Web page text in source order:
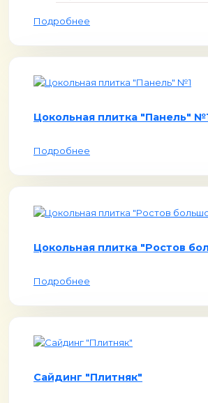
Подробнее
Цокольная плитка "Панель"
Подробнее
Цокольная плитка "Ростов
Подробнее
Сайдинг "Плитняк"